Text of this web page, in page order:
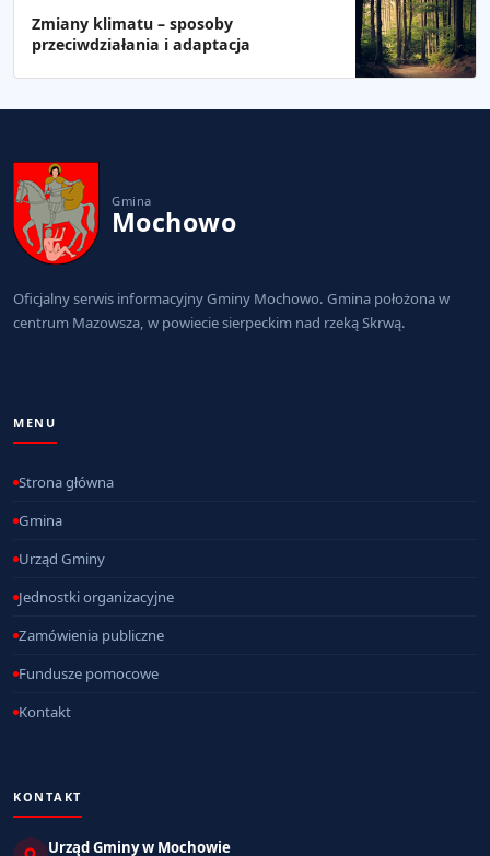
Zmiany klimatu – sposoby
przeciwdziałania i adaptacja
Gmina
Mochowo
Oficjalny serwis informacyjny Gminy Mochowo. Gmina położona w
centrum Mazowsza, w powiecie sierpeckim nad rzeką Skrwą.
MENU
Strona główna
Gmina
Urząd Gminy
Jednostki organizacyjne
Zamówienia publiczne
Fundusze pomocowe
Kontakt
KONTAKT
Urząd Gminy w Mochowie